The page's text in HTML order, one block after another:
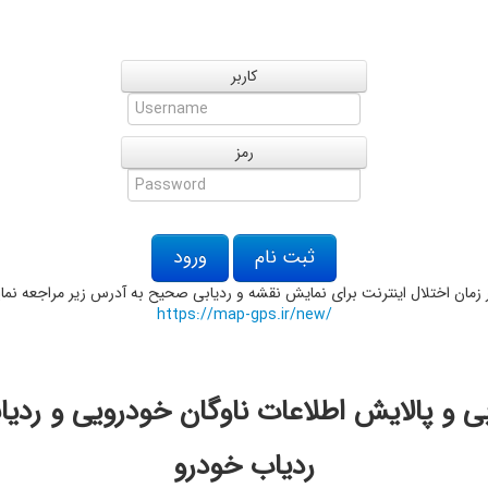
کاربر
رمز
ثبت نام
https://map-gps.ir/new/
و پالایش اطلاعات ناوگان خودرویی و
ردیاب خودرو